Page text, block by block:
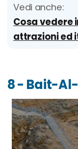
Vedi anche:
Cosa vedere
attrazioni ed
8 - Bait-